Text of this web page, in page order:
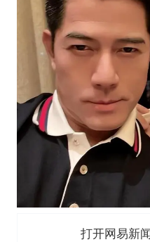
打开网易新